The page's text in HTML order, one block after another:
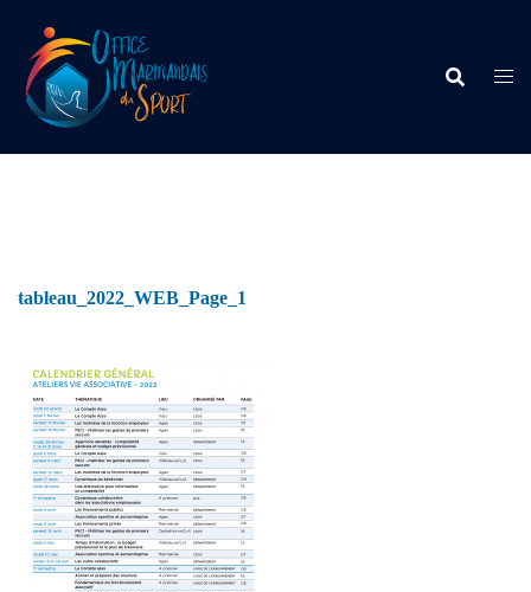
tableau_2022_WEB_Page_1